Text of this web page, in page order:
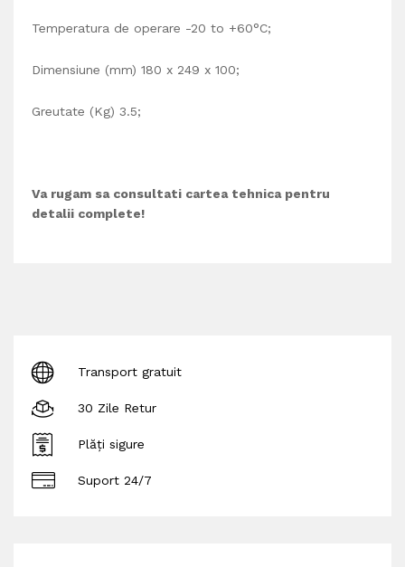
Temperatura de operare -20 to +60°C;
Dimensiune (mm) 180 x 249 x 100;
Greutate (Kg) 3.5;
Va rugam sa consultati cartea tehnica pentru
detalii complete!
Transport gratuit
30 Zile Retur
Plăți sigure
Suport 24/7